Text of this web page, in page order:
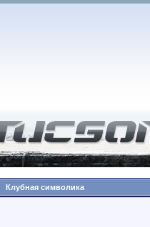
Клубная символика